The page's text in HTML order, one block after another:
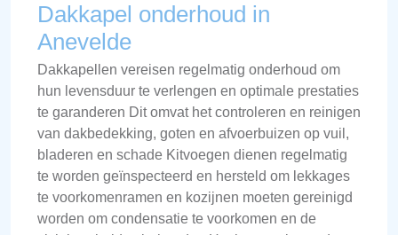
Dakkapel onderhoud in
Anevelde
Dakkapellen vereisen regelmatig onderhoud om
hun levensduur te verlengen en optimale prestaties
te garanderen Dit omvat het controleren en reinigen
van dakbedekking, goten en afvoerbuizen op vuil,
bladeren en schade Kitvoegen dienen regelmatig
te worden geïnspecteerd en hersteld om lekkages
te voorkomenramen en kozijnen moeten gereinigd
worden om condensatie te voorkomen en de